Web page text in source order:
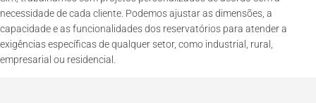
necessidade de cada cliente. Podemos ajustar as dimensões, a
capacidade e as funcionalidades dos reservatórios para atender a
exigências específicas de qualquer setor, como industrial, rural,
empresarial ou residencial.